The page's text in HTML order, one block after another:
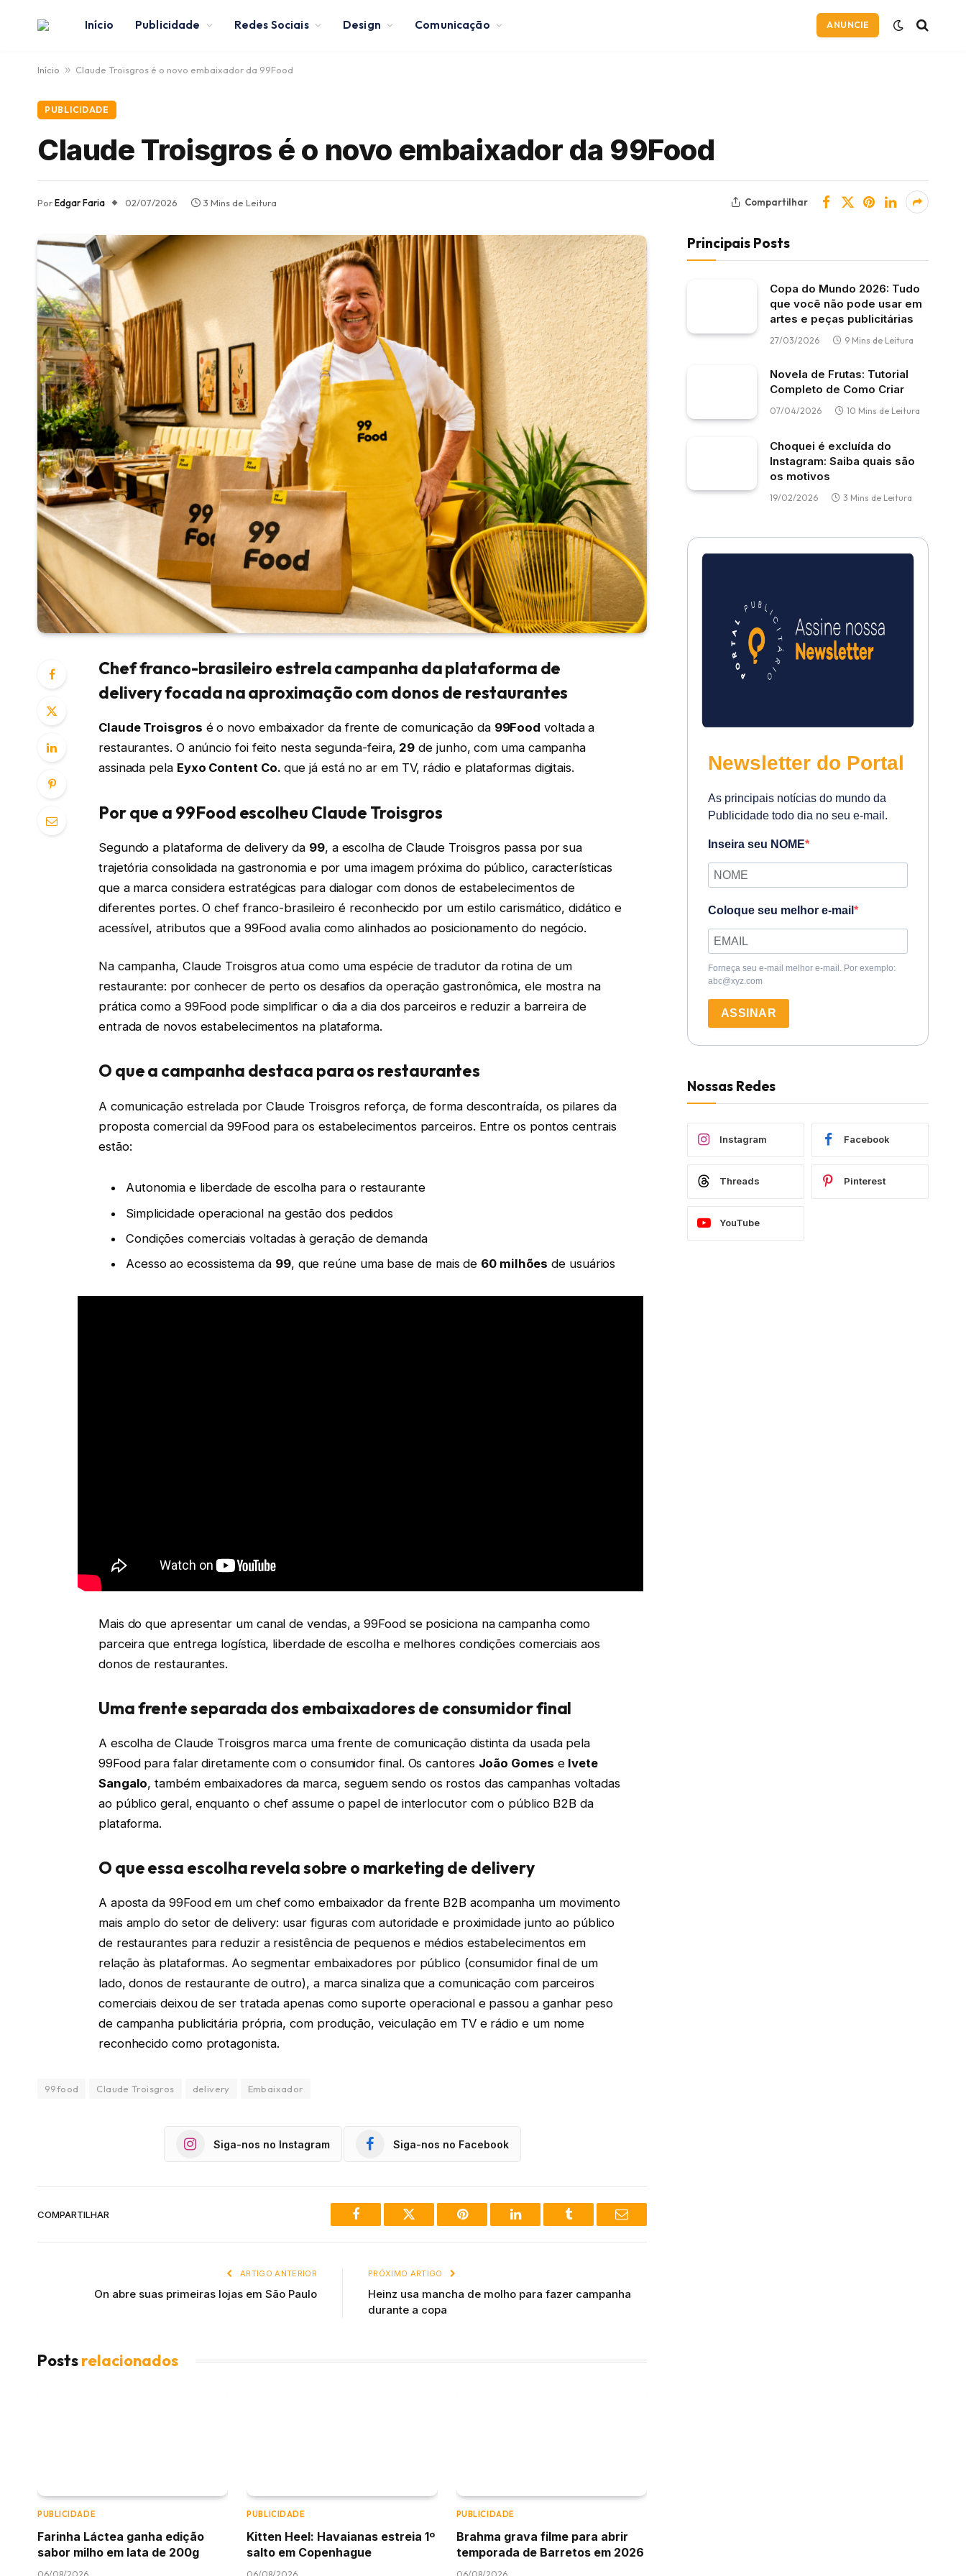
Início Publicidade Redes Sociais Design Comunicação ANUNCIE
Início » Claude Troisgros é o novo embaixador da 99Food
PUBLICIDADE
Claude Troisgros é o novo embaixador da 99Food
PorEdgar Faria 02/07/2026 3 Mins de Leitura Compartilhar
Chef franco-brasileiro estrela campanha da plataforma de
delivery focada na aproximação com donos de restaurantes
Claude Troisgros é o novo embaixador da frente de comunicação da 99Food voltada a
restaurantes. O anúncio foi feito nesta segunda-feira, 29 de junho, com uma campanha
assinada pela Eyxo Content Co. que já está no ar em TV, rádio e plataformas digitais.
Por que a 99Food escolheu Claude Troisgros
Segundo a plataforma de delivery da 99, a escolha de Claude Troisgros passa por sua
trajetória consolidada na gastronomia e por uma imagem próxima do público, características
que a marca considera estratégicas para dialogar com donos de estabelecimentos de
diferentes portes. O chef franco-brasileiro é reconhecido por um estilo carismático, didático e
acessível, atributos que a 99Food avalia como alinhados ao posicionamento do negócio.
Na campanha, Claude Troisgros atua como uma espécie de tradutor da rotina de um
restaurante: por conhecer de perto os desafios da operação gastronômica, ele mostra na
prática como a 99Food pode simplificar o dia a dia dos parceiros e reduzir a barreira de
entrada de novos estabelecimentos na plataforma.
O que a campanha destaca para os restaurantes
A comunicação estrelada por Claude Troisgros reforça, de forma descontraída, os pilares da
proposta comercial da 99Food para os estabelecimentos parceiros. Entre os pontos centrais
estão:
Autonomia e liberdade de escolha para o restaurante
Simplicidade operacional na gestão dos pedidos
Condições comerciais voltadas à geração de demanda
Acesso ao ecossistema da 99, que reúne uma base de mais de 60 milhões de usuários
Mais do que apresentar um canal de vendas, a 99Food se posiciona na campanha como
parceira que entrega logística, liberdade de escolha e melhores condições comerciais aos
donos de restaurantes.
Uma frente separada dos embaixadores de consumidor final
A escolha de Claude Troisgros marca uma frente de comunicação distinta da usada pela
99Food para falar diretamente com o consumidor final. Os cantores João Gomes e Ivete
Sangalo, também embaixadores da marca, seguem sendo os rostos das campanhas voltadas
ao público geral, enquanto o chef assume o papel de interlocutor com o público B2B da
plataforma.
O que essa escolha revela sobre o marketing de delivery
A aposta da 99Food em um chef como embaixador da frente B2B acompanha um movimento
mais amplo do setor de delivery: usar figuras com autoridade e proximidade junto ao público
de restaurantes para reduzir a resistência de pequenos e médios estabelecimentos em
relação às plataformas. Ao segmentar embaixadores por público (consumidor final de um
lado, donos de restaurante de outro), a marca sinaliza que a comunicação com parceiros
comerciais deixou de ser tratada apenas como suporte operacional e passou a ganhar peso
de campanha publicitária própria, com produção, veiculação em TV e rádio e um nome
reconhecido como protagonista.
99food Claude Troisgros delivery Embaixador
Siga-nos no Instagram Siga-nos no Facebook
COMPARTILHAR
Facebook Twitter Pinterest LinkedIn Tumblr Email
ARTIGO ANTERIOR
On abre suas primeiras lojas em São Paulo
PRÓXIMO ARTIGO
Heinz usa mancha de molho para fazer campanha
durante a copa
Postsrelacionados
PUBLICIDADE
Farinha Láctea ganha edição
sabor milho em lata de 200g
PUBLICIDADE
Kitten Heel: Havaianas estreia 1º
salto em Copenhague
PUBLICIDADE
Brahma grava filme para abrir
temporada de Barretos em 2026
Principais Posts
Copa do Mundo 2026: Tudo
que você não pode usar em
artes e peças publicitárias
27/03/2026 9 Mins de Leitura
Novela de Frutas: Tutorial
Completo de Como Criar
07/04/2026 10 Mins de Leitura
Choquei é excluída do
Instagram: Saiba quais são
os motivos
19/02/2026 3 Mins de Leitura
Newsletter do Portal
As principais notícias do mundo da
Publicidade todo dia no seu e-mail.
Inseira seu NOME
Coloque seu melhor e-mail
Forneça seu e-mail melhor e-mail. Por exemplo:
abc@xyz.com
ASSINAR
Nossas Redes
Instagram Facebook
Threads Pinterest
YouTube